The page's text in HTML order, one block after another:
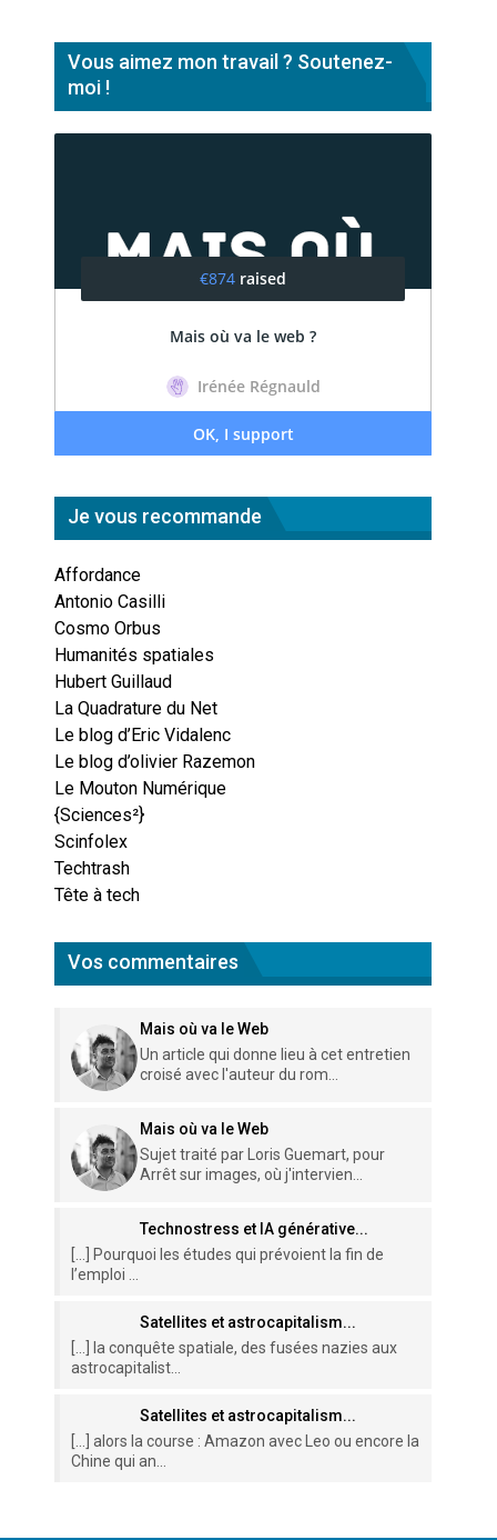
Vous aimez mon travail ? Soutenez-
moi !
Je vous recommande
Affordance
Antonio Casilli
Cosmo Orbus
Humanités spatiales
Hubert Guillaud
La Quadrature du Net
Le blog d’Eric Vidalenc
Le blog d’olivier Razemon
Le Mouton Numérique
{Sciences²}
Scinfolex
Techtrash
Tête à tech
Vos commentaires
Mais où va le Web
Un article qui donne lieu à cet entretien
croisé avec l'auteur du rom...
Mais où va le Web
Sujet traité par Loris Guemart, pour
Arrêt sur images, où j'intervien...
Technostress et IA générative...
[…] Pourquoi les études qui prévoient la fin de
l’emploi ...
Satellites et astrocapitalism...
[…] la conquête spatiale, des fusées nazies aux
astrocapitalist...
Satellites et astrocapitalism...
[…] alors la course : Amazon avec Leo ou encore la
Chine qui an...